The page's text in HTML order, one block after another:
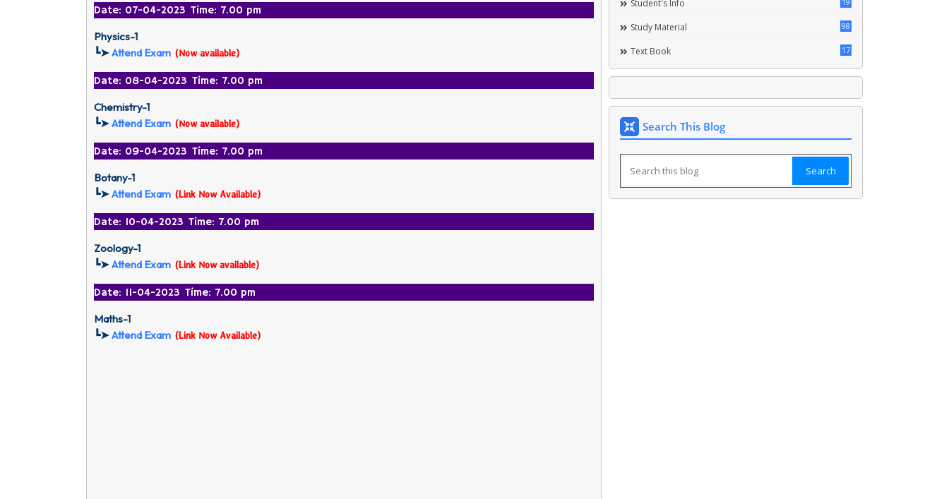
Date: 07-04-2023 Time: 7.00 pm
Physics-1
┗➤Attend Exam (Now available)
Date: 08-04-2023 Time: 7.00 pm
Chemistry-1
┗➤Attend Exam (Now available)
Date: 09-04-2023 Time: 7.00 pm
Botany-1
┗➤Attend Exam (Link Now Available)
Date: 10-04-2023 Time: 7.00 pm
Zoology-1
┗➤Attend Exam (Link Now available)
Date: 11-04-2023 Time: 7.00 pm
Maths-1
┗➤Attend Exam (Link Now Available)
Student's Info
Study Material 98
Text Book 17
Search This Blog